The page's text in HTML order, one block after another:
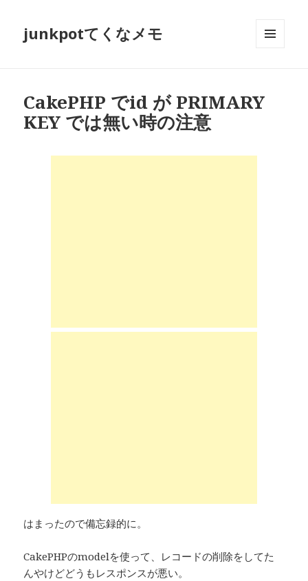
junkpotてくなメモ
CakePHP でid が PRIMARY
KEY では無い時の注意
はまったので備忘録的に。
CakePHPのmodelを使って、レコードの削除をしてた
んやけどどうもレスポンスが悪い。